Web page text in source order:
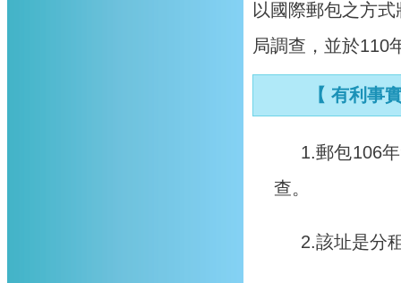
以國際郵包之方
局調查，並於110
【 有利事
1.郵包106
查。
2.該址是分